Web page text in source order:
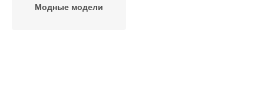
Модные модели